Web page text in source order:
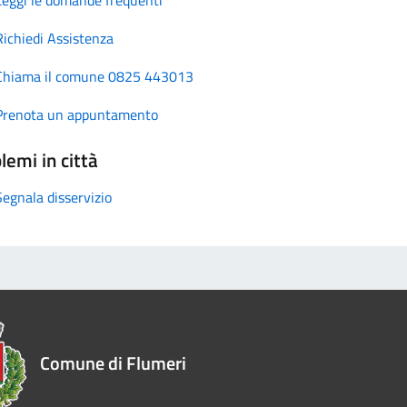
Assistenza
il comune 0825 443013
un appuntamento
in città
disservizio
Comune di Flumeri